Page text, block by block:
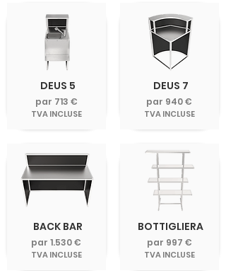
DEUS 5
par 713 €
TVA INCLUSE
BACK BAR
par 1.530 €
TVA INCLUSE
DEUS 7
par 940 €
TVA INCLUSE
BOTTIGLIERA
par 997 €
TVA INCLUSE